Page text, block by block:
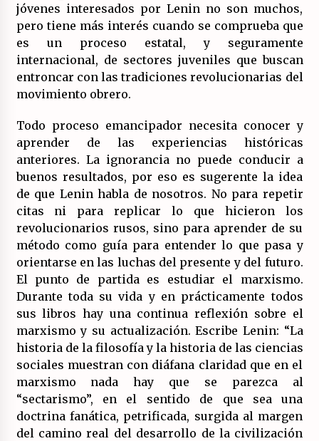
Declaración de Estambul por un Frente Común
contra la OTAN, el Imperialismo y la Guerra.
14/07/2026
El fuego no tiene la culpa en Los Gallardos
(Almería)
jóvenes interesados por Lenin no son muchos,
pero tiene más interés cuando se comprueba que
es un proceso estatal, y seguramente
internacional, de sectores juveniles que buscan
entroncar con las tradiciones revolucionarias del
movimiento obrero.
Todo proceso emancipador necesita conocer y
aprender de las experiencias históricas
anteriores. La ignorancia no puede conducir a
buenos resultados, por eso es sugerente la idea
de que Lenin habla de nosotros. No para repetir
citas ni para replicar lo que hicieron los
revolucionarios rusos, sino para aprender de su
método como guía para entender lo que pasa y
orientarse en las luchas del presente y del futuro.
El punto de partida es estudiar el marxismo.
Durante toda su vida y en prácticamente todos
sus libros hay una continua reflexión sobre el
marxismo y su actualización. Escribe Lenin: “La
historia de la filosofía y la historia de las ciencias
sociales muestran con diáfana claridad que en el
marxismo nada hay que se parezca al
“sectarismo”, en el sentido de que sea una
doctrina fanática, petrificada, surgida al margen
del camino real del desarrollo de la civilización